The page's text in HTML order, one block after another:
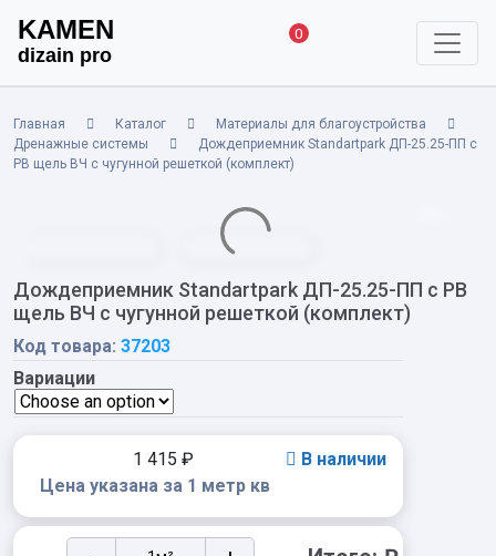
KAMEN
dizain pro
0
Главная Каталог
Материалы для благоустройства
Дренажные системы
Дождеприемник Standartpark ДП-25.25-ПП с
РВ щель ВЧ с чугунной решеткой (комплект)
Дождеприемник Standartpark ДП-25.25-ПП с РВ
щель ВЧ с чугунной решеткой (комплект)
Код товара: 37203
Вариации
1 415 ₽
В наличии
Цена указана за 1 метр кв
Дождеприемник